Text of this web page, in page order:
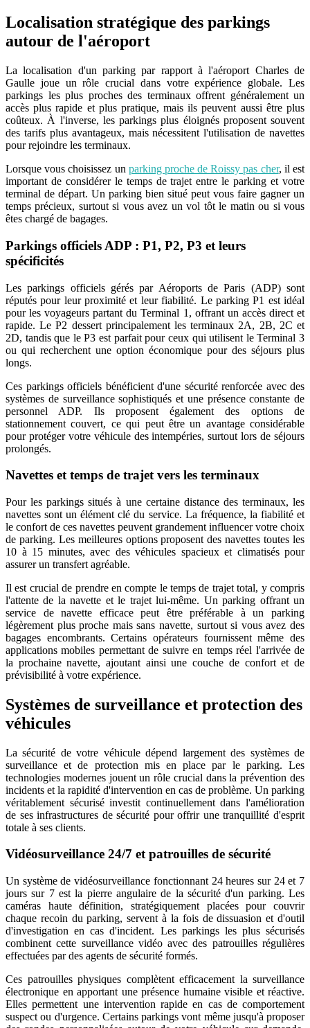
Localisation stratégique des parkings
autour de l'aéroport
La localisation d'un parking par rapport à l'aéroport Charles de
Gaulle joue un rôle crucial dans votre expérience globale. Les
parkings les plus proches des terminaux offrent généralement un
accès plus rapide et plus pratique, mais ils peuvent aussi être plus
coûteux. À l'inverse, les parkings plus éloignés proposent souvent
des tarifs plus avantageux, mais nécessitent l'utilisation de navettes
pour rejoindre les terminaux.
Lorsque vous choisissez un parking proche de Roissy pas cher, il est
important de considérer le temps de trajet entre le parking et votre
terminal de départ. Un parking bien situé peut vous faire gagner un
temps précieux, surtout si vous avez un vol tôt le matin ou si vous
êtes chargé de bagages.
Parkings officiels ADP : P1, P2, P3 et leurs
spécificités
Les parkings officiels gérés par Aéroports de Paris (ADP) sont
réputés pour leur proximité et leur fiabilité. Le parking P1 est idéal
pour les voyageurs partant du Terminal 1, offrant un accès direct et
rapide. Le P2 dessert principalement les terminaux 2A, 2B, 2C et
2D, tandis que le P3 est parfait pour ceux qui utilisent le Terminal 3
ou qui recherchent une option économique pour des séjours plus
longs.
Ces parkings officiels bénéficient d'une sécurité renforcée avec des
systèmes de surveillance sophistiqués et une présence constante de
personnel ADP. Ils proposent également des options de
stationnement couvert, ce qui peut être un avantage considérable
pour protéger votre véhicule des intempéries, surtout lors de séjours
prolongés.
Navettes et temps de trajet vers les terminaux
Pour les parkings situés à une certaine distance des terminaux, les
navettes sont un élément clé du service. La fréquence, la fiabilité et
le confort de ces navettes peuvent grandement influencer votre choix
de parking. Les meilleures options proposent des navettes toutes les
10 à 15 minutes, avec des véhicules spacieux et climatisés pour
assurer un transfert agréable.
Il est crucial de prendre en compte le temps de trajet total, y compris
l'attente de la navette et le trajet lui-même. Un parking offrant un
service de navette efficace peut être préférable à un parking
légèrement plus proche mais sans navette, surtout si vous avez des
bagages encombrants. Certains opérateurs fournissent même des
applications mobiles permettant de suivre en temps réel l'arrivée de
la prochaine navette, ajoutant ainsi une couche de confort et de
prévisibilité à votre expérience.
Systèmes de surveillance et protection des
véhicules
La sécurité de votre véhicule dépend largement des systèmes de
surveillance et de protection mis en place par le parking. Les
technologies modernes jouent un rôle crucial dans la prévention des
incidents et la rapidité d'intervention en cas de problème. Un parking
véritablement sécurisé investit continuellement dans l'amélioration
de ses infrastructures de sécurité pour offrir une tranquillité d'esprit
totale à ses clients.
Vidéosurveillance 24/7 et patrouilles de sécurité
Un système de vidéosurveillance fonctionnant 24 heures sur 24 et 7
jours sur 7 est la pierre angulaire de la sécurité d'un parking. Les
caméras haute définition, stratégiquement placées pour couvrir
chaque recoin du parking, servent à la fois de dissuasion et d'outil
d'investigation en cas d'incident. Les parkings les plus sécurisés
combinent cette surveillance vidéo avec des patrouilles régulières
effectuées par des agents de sécurité formés.
Ces patrouilles physiques complètent efficacement la surveillance
électronique en apportant une présence humaine visible et réactive.
Elles permettent une intervention rapide en cas de comportement
suspect ou d'urgence. Certains parkings vont même jusqu'à proposer